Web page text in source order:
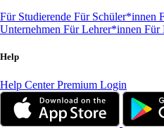
Für Studierende Für Schüler*innen
Unternehmen Für Lehrer*innen Für
Help
Help CenterPremium Login